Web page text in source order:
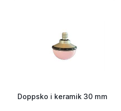
Doppsko i keramik 30 mm